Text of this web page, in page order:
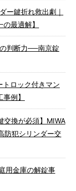
ー鍵折れ救出劇｜
最適解】
判断力──南京錠
トロック付きマン
例】
交換が必須】MIWA
防犯シリンダー交
用金庫の解錠事